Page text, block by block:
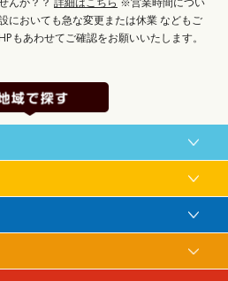
においても急な変更または休業などもご
もあわせてご確認をお願いいたします。